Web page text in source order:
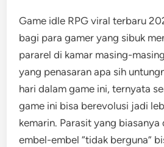
Game idle RPG viral terbaru
bagi para gamer yang sibuk
pararel di kamar masing-
yang penasaran apa sih
hari dalam game ini, ternyata
game ini bisa berevolusi jadi
kemarin. Parasit yang
embel-embel “tidak berguna”